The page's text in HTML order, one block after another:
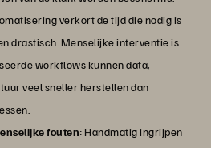
verkort de tijd die nodig is
drastisch. Menselijke interventie is
workflows kunnen data,
veel sneller herstellen dan
fouten: Handmatig ingrijpen